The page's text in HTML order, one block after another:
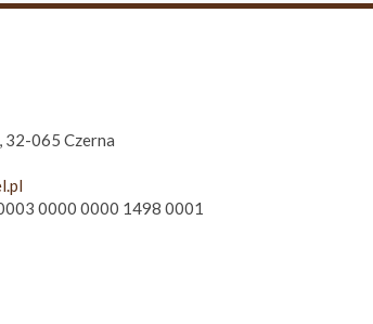
32-065 Czerna
0000 0000 1498 0001